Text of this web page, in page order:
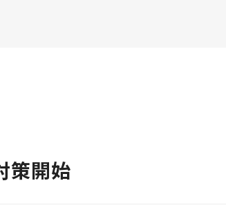
策開始